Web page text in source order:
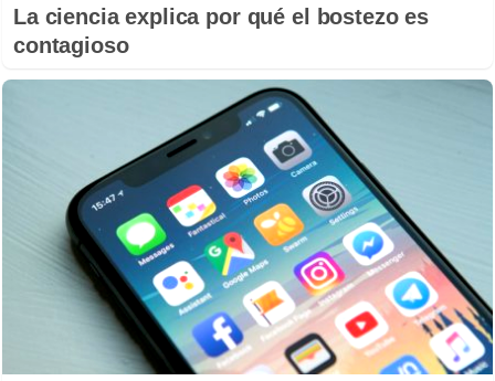
La ciencia explica por qué el bostezo es
contagioso